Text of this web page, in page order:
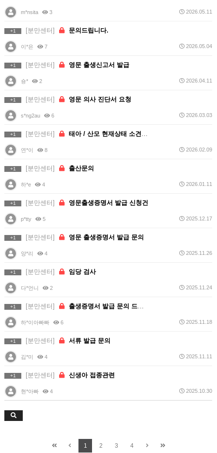
m*nsita 3 2026.05.11
+1 [분만센터] 문의드립니다.
이*은 7 2026.05.04
+1 [분만센터] 영문 출생신고서 발급
숑* 2 2026.04.11
+1 [분만센터] 영문 의사 진단서 요청
s*ng2au 6 2026.03.03
+1 [분만센터] 태아 / 산모 현재상태 소견서 발급 요청
연*이 8 2026.02.09
+1 [분만센터] 출산문의
하*e 4 2026.01.11
+1 [분만센터] 영문출생증명서 발급 신청건
p*tty 5 2025.12.17
+1 [분만센터] 영문 출생증명서 발급 문의
양*리 4 2025.11.26
+1 [분만센터] 임당 검사
다*언니 2 2025.11.24
+1 [분만센터] 출생증명서 발급 문의 드립니다.
하*이아빠빠 6 2025.11.18
+1 [분만센터] 서류 발급 문의
김*미 4 2025.11.11
+1 [분만센터] 신생아 접종관련
현*아빠 4 2025.10.30
1 2 3 4